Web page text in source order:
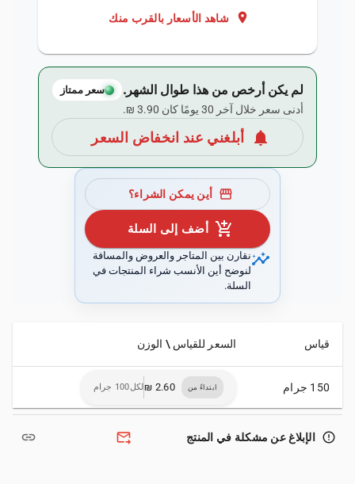
location_on شاهد الأسعار بالقرب منك
لم يكن أرخص من هذا طوال الشهر. سعر ممتاز
أدنى سعر خلال آخر 30 يومًا كان ‏3.90 ₪.
notifications أبلغني عند انخفاض السعر
storefront أين يمكن الشراء؟
add_shopping_cart أضف إلى السلة
insightsنقارن بين المتاجر والعروض والمسافة
لنوضح أين الأنسب شراء المنتجات في
السلة.
قياس السعر للقياس \ الوزن
150 جرام ابتداءً من ‏2.60 ₪ لكل100 جرام
error_outline الإبلاغ عن مشكلة في المنتج forward_to_inbox
link